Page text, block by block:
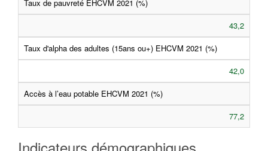
Taux de pauvreté EHCVM 2021 (%)
43,2
Taux d'alpha des adultes (15ans ou+) EHCVM 2021 (%)
42,0
Accès à l’eau potable EHCVM 2021 (%)
77,2